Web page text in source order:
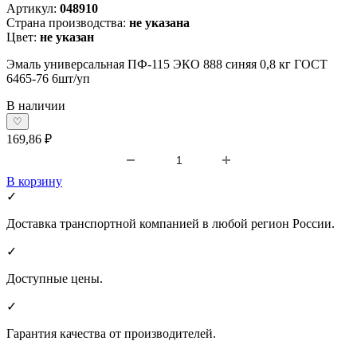
Артикул: 048910
Страна производства: не указана
Цвет: не указан
Эмаль универсальная ПФ-115 ЭКО 888 синяя 0,8 кг ГОСТ
6465-76 6шт/уп
В наличии
♡
169,86 ₽
В корзину
✓
Доставка транспортной компанией в любой регион России.
✓
Доступные цены.
✓
Гарантия качества от производителей.